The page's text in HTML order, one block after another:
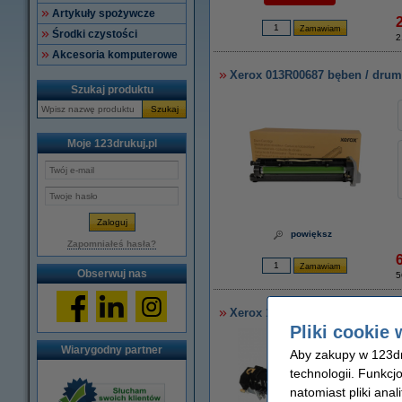
Artykuły spożywcze
Środki czystości
Akcesoria komputerowe
Szukaj produktu
Szukaj
Moje 123drukuj.pl
Zapomniałeś hasła?
Obserwuj nas
Wiarygodny partner
Xerox 013R00687 bęben /
powiększ
Xerox 115R00115 grzałka
Pliki cookie
Aby zakupy w
technologii.
natomiast pliki